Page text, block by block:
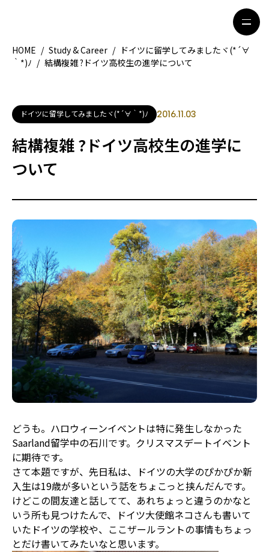
地域別ガイド
グルメ
観光ガイド
留学＆キャリア
ライフスタイル
ライター募集
HOME / Study & Career / ドイツに留学してみましたヾ(*´∀
｀*)ﾉ / 結構複雑 ?ドイツ高校生の進学について
ドイツに留学してみましたヾ(*´∀｀*)ﾉ 2016.11.03
結構複雑 ?ドイツ高校生の進学に
ついて
どうも。ハロウィーンイベントは特に発生しなかった
Saarland留学中の石川です。クリスマスデートイベント
に期待です。
さて本題ですが、先日私は、ドイツの大学のぴかぴか新
入生は19歳が多いという話をちょこっと挟んだんです。
けどこの間友達と話してて、あれちょっと違うのかなと
いう所も見つけたんで、ドイツ大使館ネコさんも書いて
いたドイツの学校や、ここザールラントの事情もちょっ
とだけ書いてみたいなと思います。